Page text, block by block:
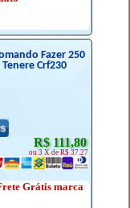
Fazer 250
Crf230
R$ 111,80
ou 3 X de R$ 37.27
Grátis marca